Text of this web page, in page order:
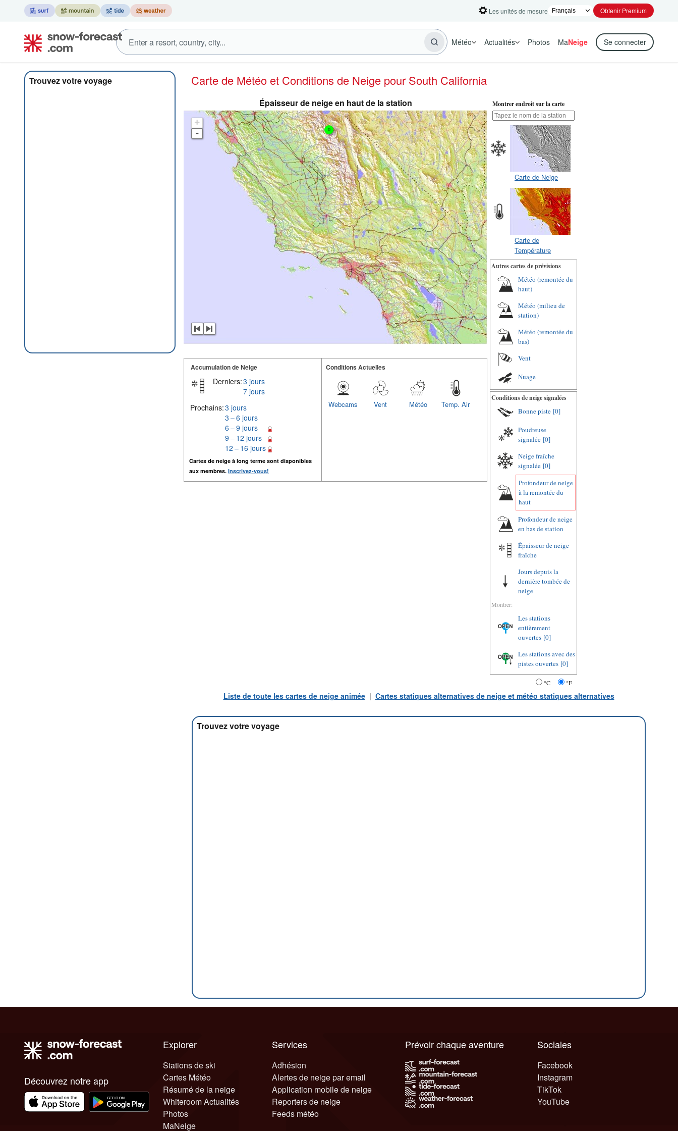
Les unités de mesure Obtenir Premium
Météo Actualités Photos MaNeige Se connecter
Trouvez votre voyage Carte de Météo et Conditions de Neige pour South California
Épaisseur de neige en haut de la station
+
-
0
Accumulation de Neige
Derniers:3 jours
7 jours
Prochains:3 jours
3 – 6 jours
6 – 9 jours
9 – 12 jours
12 – 16 jours
Cartes de neige à long terme sont disponibles
aux membres. Inscrivez-vous!
Conditions Actuelles
Temp. Air
Météo
Vent
Webcams
Montrer endroit sur la carte
Carte de Neige
Carte de
Température
Autres cartes de prévisions
Météo (remontée du
haut)
Météo (milieu de
station)
Météo (remontée du
bas)
Vent
Nuage
Conditions de neige signalées
Bonne piste [0]
Poudreuse
signalée [0]
Neige fraîche
signalée [0]
Profondeur de neige
à la remontée du
haut
Profondeur de neige
en bas de station
Épaisseur de neige
fraîche
Jours depuis la
dernière tombée de
neige
Montrer:
Les stations
entièrement
ouvertes [0]
Les stations avec des
pistes ouvertes [0]
°C °F
Liste de toute les cartes de neige animée| Cartes statiques alternatives de neige et météo statiques alternatives
Trouvez votre voyage
Découvrez notre app
Explorer
Stations de ski
Cartes Météo
Résumé de la neige
Whiteroom Actualités
Photos
MaNeige
Services
Adhésion
Alertes de neige par email
Application mobile de neige
Reporters de neige
Feeds météo
Sociales
Facebook
Instagram
TikTok
YouTube
Prévoir chaque aventure